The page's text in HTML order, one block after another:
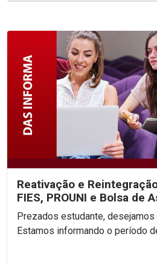
Reativação e
FIES, PROUNI e Bolsa de
2025.2
Prezados estudante,
Estamos informando o período